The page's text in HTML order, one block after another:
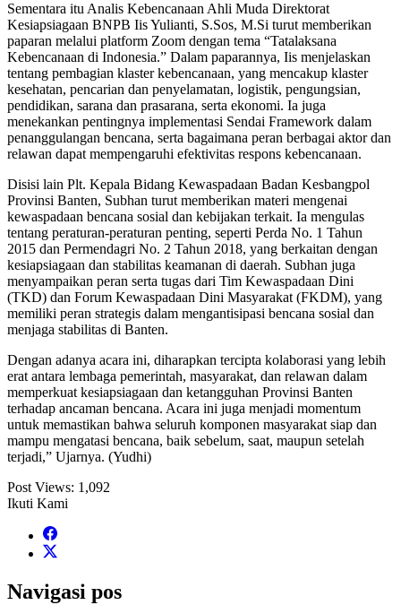
Sementara itu Analis Kebencanaan Ahli Muda Direktorat
Kesiapsiagaan BNPB Iis Yulianti, S.Sos, M.Si turut memberikan
paparan melalui platform Zoom dengan tema “Tatalaksana
Kebencanaan di Indonesia.” Dalam paparannya, Iis menjelaskan
tentang pembagian klaster kebencanaan, yang mencakup klaster
kesehatan, pencarian dan penyelamatan, logistik, pengungsian,
pendidikan, sarana dan prasarana, serta ekonomi. Ia juga
menekankan pentingnya implementasi Sendai Framework dalam
penanggulangan bencana, serta bagaimana peran berbagai aktor dan
relawan dapat mempengaruhi efektivitas respons kebencanaan.
Disisi lain Plt. Kepala Bidang Kewaspadaan Badan Kesbangpol
Provinsi Banten, Subhan turut memberikan materi mengenai
kewaspadaan bencana sosial dan kebijakan terkait. Ia mengulas
tentang peraturan-peraturan penting, seperti Perda No. 1 Tahun
2015 dan Permendagri No. 2 Tahun 2018, yang berkaitan dengan
kesiapsiagaan dan stabilitas keamanan di daerah. Subhan juga
menyampaikan peran serta tugas dari Tim Kewaspadaan Dini
(TKD) dan Forum Kewaspadaan Dini Masyarakat (FKDM), yang
memiliki peran strategis dalam mengantisipasi bencana sosial dan
menjaga stabilitas di Banten.
Dengan adanya acara ini, diharapkan tercipta kolaborasi yang lebih
erat antara lembaga pemerintah, masyarakat, dan relawan dalam
memperkuat kesiapsiagaan dan ketangguhan Provinsi Banten
terhadap ancaman bencana. Acara ini juga menjadi momentum
untuk memastikan bahwa seluruh komponen masyarakat siap dan
mampu mengatasi bencana, baik sebelum, saat, maupun setelah
terjadi,” Ujarnya. (Yudhi)
Post Views: 1,092
Ikuti Kami
Navigasi pos